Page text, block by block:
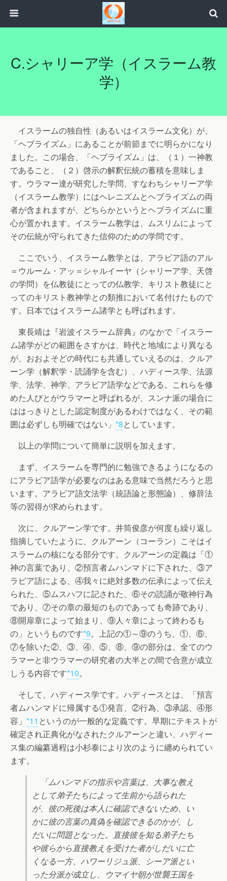
C.シャリーア学（イスラーム教
学）
イスラームの独自性（あるいはイスラーム文化）が、
「ヘブライズム」にあることが前節までに明らかになり
ました。この場合、「ヘブライズム」は、（１）一神教
であること、（２）啓示の解釈伝統の蓄積を意味しま
す。ウラマー達が研究した学問、すなわちシャリーア学
（イスラーム教学）にはヘレニズムとヘブライズムの両
者が含まれますが、どちらかというとヘブライズムに重
心が置かれます。イスラーム教学は、ムスリムによって
その伝統が守られてきた信仰のための学問です。
ここでいう、イスラーム教学とは、アラビア語のアル
＝ウルーム・アッ＝シャルイーヤ（シャリーア学、天啓
の学問）を仏教徒にとっての仏教学、キリスト教徒にと
ってのキリスト教神学との類推において名付けたもので
す。日本ではイスラーム諸学とも呼ばれます。
東長靖は『岩波イスラーム辞典』のなかで「イスラー
ム諸学がどの範囲をさすかは、時代と地域により異なる
が、おおよそどの時代にも共通していえるのは、クルア
ーン学（解釈学・読誦学を含む）、ハディース学、法源
学、法学、神学、アラビア語学などである。これらを修
めた人びとがウラマーと呼ばれるが、スンナ派の場合に
ははっきりとした認定制度があるわけではなく、その範
囲は必ずしも明確ではない」 *8としています。
以上の学問について簡単に説明を加えます。
まず、イスラームを専門的に勉強できるようになるの
にアラビア語学が必要なのはある意味で当然だろうと思
います。アラビア語文法学（統語論と形態論）、修辞法
等の習得が求められます。
次に、クルアーン学です。井筒俊彦が何度も繰り返し
指摘していたように、クルアーン（コーラン）こそはイ
スラームの核になる部分です。クルアーンの定義は「①
神の言葉であり、②預言者ムハンマドに下された、③ア
ラビア語による、④我々に絶対多数の伝承によって伝え
られた、⑤ムスハフに記された、⑥その読誦が敬神行為
であり、⑦その章の最短のものであっても奇跡であり、
⑧開扉章によって始まり、⑨人々章によって終わるも
の」というものです*9。上記の①～⑨のうち、①、⑥、
⑦を除いた②、③、④、⑤、⑧、⑨の部分は、全てのウ
ラマーと非ウラマーの研究者の大半との間で合意が成立
しうる内容です*10。
そして、ハディース学です。ハディースとは、「預言
者ムハンマドに帰属する①発言、②行為、③承認、④形
容」 *11 というのが一般的な定義です。早期にテキストが
確定され正典化がなされたクルアーンと違い、ハディー
ス集の編纂過程は小杉泰により次のように纏められてい
ます。
「ムハンマドの指示や言葉は、大事な教え
として弟子たちによって生前から語られた
が、彼の死後は本人に確認できないため、い
かに彼の言葉の真偽を確認できるのかが、し
だいに問題となった。直接彼を知る弟子たち
や彼らから直接教えを受けた者がしだいに亡
くなる一方、ハワーリジュ派、シーア派とい
った分派が成立し、ウマイヤ朝が世襲王国を